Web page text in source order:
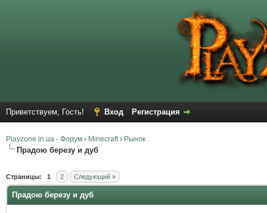
Приветствуем, Гость! Вход Регистрация
Playzone.in.ua - Форум › Minecraft› Рынок
Прадою березу и дуб
Страницы: 1 2 Следующий »
Прадою березу и дуб